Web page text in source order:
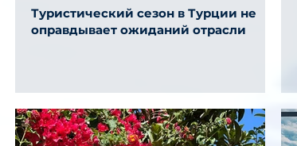
Туристический сезон в Турции не
оправдывает ожиданий отрасли